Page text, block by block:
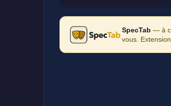
SpecTab — à
vous.